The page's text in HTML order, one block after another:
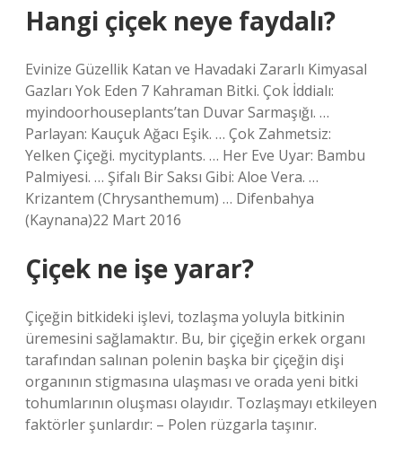
Hangi çiçek neye faydalı?
Evinize Güzellik Katan ve Havadaki Zararlı Kimyasal
Gazları Yok Eden 7 Kahraman Bitki. Çok İddialı:
myindoorhouseplants’tan Duvar Sarmaşığı. …
Parlayan: Kauçuk Ağacı Eşik. … Çok Zahmetsiz:
Yelken Çiçeği. mycityplants. … Her Eve Uyar: Bambu
Palmiyesi. … Şifalı Bir Saksı Gibi: Aloe Vera. …
Krizantem (Chrysanthemum) … Difenbahya
(Kaynana)22 Mart 2016
Çiçek ne işe yarar?
Çiçeğin bitkideki işlevi, tozlaşma yoluyla bitkinin
üremesini sağlamaktır. Bu, bir çiçeğin erkek organı
tarafından salınan polenin başka bir çiçeğin dişi
organının stigmasına ulaşması ve orada yeni bitki
tohumlarının oluşması olayıdır. Tozlaşmayı etkileyen
faktörler şunlardır: – Polen rüzgarla taşınır.